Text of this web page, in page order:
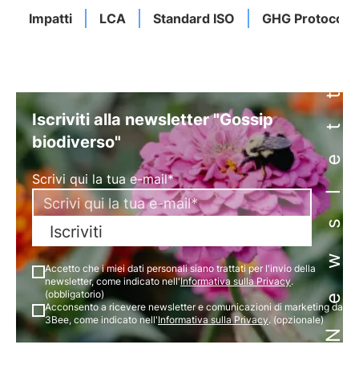
Impatti LCA Standard ISO GHG Protocol
Newsletter
Iscriviti alla newsletter "Gossip
biodiverso"
Scrivi qui la tua e-mail*
Iscriviti
Accetto che i miei dati personali siano trattati per l'invio della
newsletter, come indicato nell'Informativa sulla Privacy.
(obbligatorio)
Acconsento a ricevere newsletter e comunicazioni di marketing da
3Bee, come indicato nell'Informativa sulla Privacy. (opzionale)